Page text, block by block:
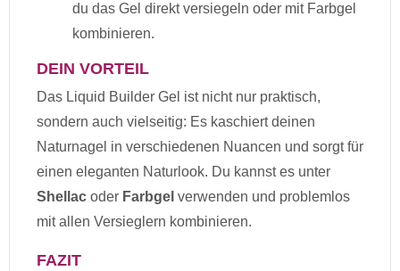
du das Gel direkt versiegeln oder mit Farbgel
kombinieren.
DEIN VORTEIL
Das Liquid Builder Gel ist nicht nur praktisch,
sondern auch vielseitig: Es kaschiert deinen
Naturnagel in verschiedenen Nuancen und sorgt für
einen eleganten Naturlook. Du kannst es unter
Shellac oder Farbgel verwenden und problemlos
mit allen Versieglern kombinieren.
FAZIT